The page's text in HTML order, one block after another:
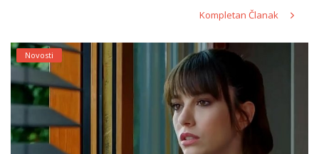
Kompletan Članak
Novosti